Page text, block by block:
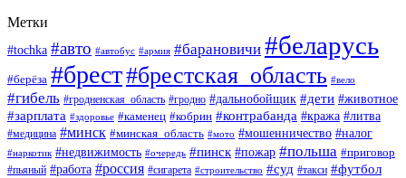
Метки
#tochka #авто #автобус #армия #барановичи #беларусь
#берёза #брест#брестская_область #вело
#гибель #гродненская_область #гродно #дальнобойщик #дети #животное
#зарплата #здоровье #каменец #кобрин #контрабанда #кража #литва
#медицина #минск #минская_область #мото #мошенничество #налог
#наркотик #недвижимость #очередь #пинск #пожар #польша #приговор
#пьяный #работа #россия #сигарета #строительство #суд #такси #футбол